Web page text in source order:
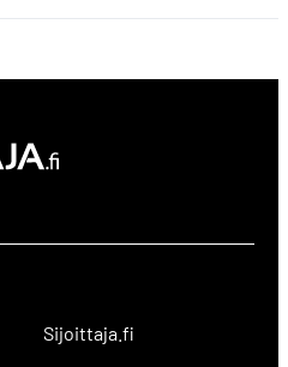
Sijoittaja.fi